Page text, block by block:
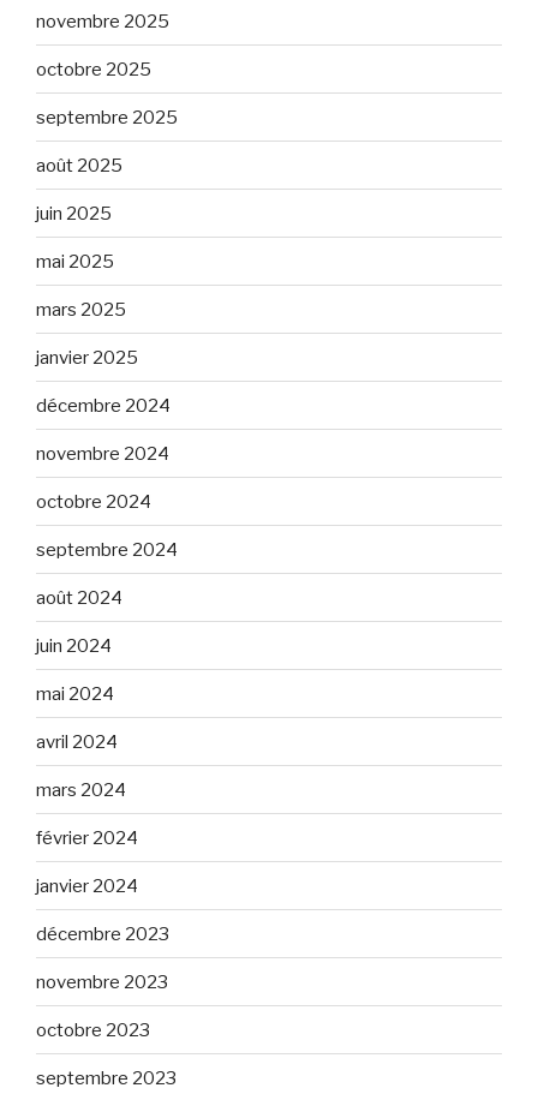
novembre 2025
octobre 2025
septembre 2025
août 2025
juin 2025
mai 2025
mars 2025
janvier 2025
décembre 2024
novembre 2024
octobre 2024
septembre 2024
août 2024
juin 2024
mai 2024
avril 2024
mars 2024
février 2024
janvier 2024
décembre 2023
novembre 2023
octobre 2023
septembre 2023